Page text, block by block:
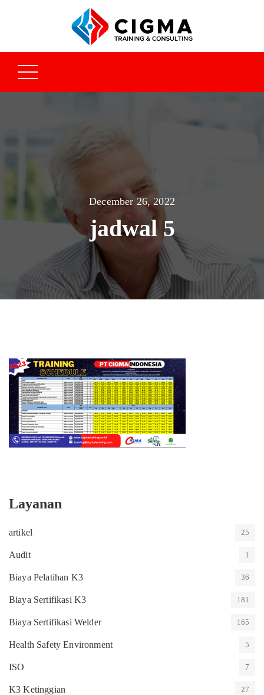
December 26, 2022
jadwal 5
Layanan
artikel 25
Audit 1
Biaya Pelatihan K3 36
Biaya Sertifikasi K3 181
Biaya Sertifikasi Welder 165
Health Safety Environment 5
ISO 7
K3 Ketinggian 27